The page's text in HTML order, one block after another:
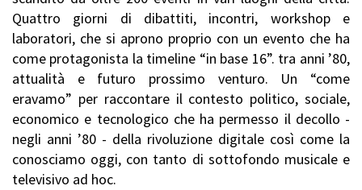
Quattro giorni di dibattiti, incontri, workshop e
laboratori, che si aprono proprio con un evento che ha
come protagonista la timeline “in base 16”. tra anni ’80,
attualità e futuro prossimo venturo. Un “come
eravamo” per raccontare il contesto politico, sociale,
economico e tecnologico che ha permesso il decollo -
negli anni ’80 - della rivoluzione digitale così come la
conosciamo oggi, con tanto di sottofondo musicale e
televisivo ad hoc.